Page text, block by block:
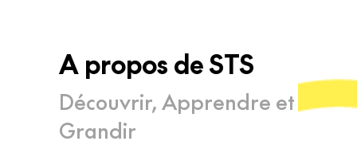
A propos deSTS
Découvrir,Apprendre et
Grandir